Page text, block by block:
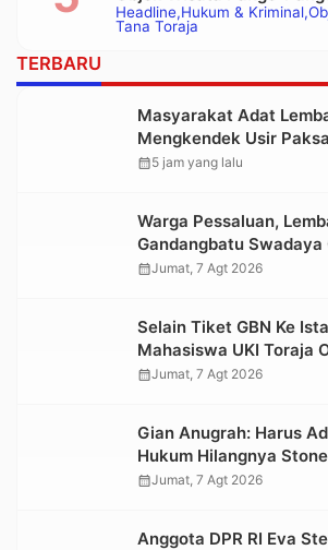
Headline Hukum & Kriminal
Tana Toraja
Polisi
TERBARU
Masyarakat Adat
Mengkendek Usir
yang Rusak Kawasan
calendar_month5 jam yang lalu
Warga Pessaluan,
Gandangbatu Swadaya
Kabupaten
calendar_monthJumat, 7 Agt 2026
Selain Tiket GBN Ke
Mahasiswa UKI Toraja
Lolos ke Pekan Seni
calendar_monthJumat, 7 Agt 2026
Gian Anugrah: Harus
Hukum Hilangnya
tidak Larut dalam
calendar_monthJumat, 7 Agt 2026
Anggota DPR RI Eva